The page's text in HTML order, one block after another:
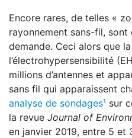
Encore rares, de telles «
rayonnement sans-fil, sont
demande. Ceci alors que
l’électrohypersensibilité
millions d’antennes et
sans fil qui apparaissent
analyse de sondages¹ sur
la revue Journal of
en janvier 2019, entre 5 et